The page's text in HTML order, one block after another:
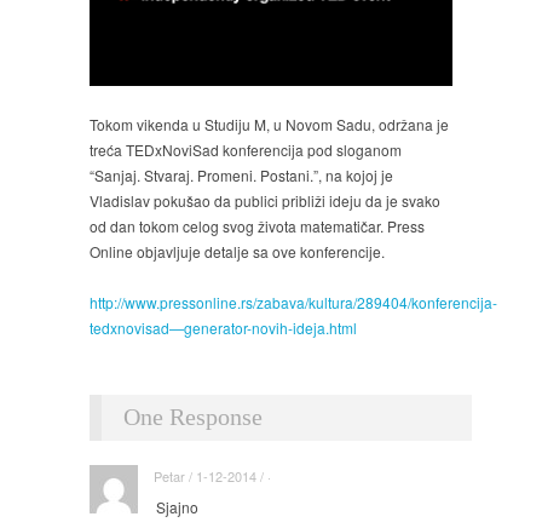
Tokom vikenda u Studiju M, u Novom Sadu, održana je
treća TEDxNoviSad konferencija pod sloganom
“Sanjaj. Stvaraj. Promeni. Postani.”, na kojoj je
Vladislav pokušao da publici približi ideju da je svako
od dan tokom celog svog života matematičar. Press
Online objavljuje detalje sa ove konferencije.
http://www.pressonline.rs/zabava/kultura/289404/konferencija-
tedxnovisad—generator-novih-ideja.html
One Response
Petar / 1-12-2014 / ·
Sjajno